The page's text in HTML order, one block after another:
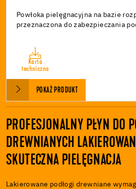
Powłoka pielęgnacyjna na bazie
przeznaczona do zabezpieczania
Karta
techniczna
POKAŻ PRODUKT
PROFESJONALNY PŁYN DO
DREWNIANYCH
SKUTECZNA PIELĘGNACJA
Lakierowane podłogi drewniane